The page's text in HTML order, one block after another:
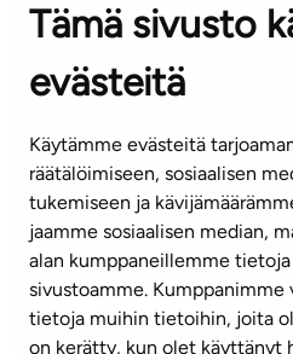
Tämä sivusto
evästeitä
Käytämme evästeitä
räätälöimiseen, sosiaalisen
tukemiseen ja
jaamme sosiaalisen median,
alan kumppaneillemme
sivustoamme. Kumppanimme
tietoja muihin tietoihin, joita
on kerätty, kun olet käyttänyt
Puh. 045 7734 3777
(arkisin klo 8-16)
info@ta.fi
Tilaa uutiskirje